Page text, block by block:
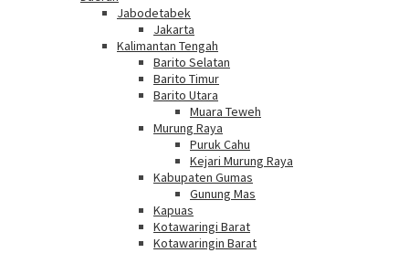
Jabodetabek
Jakarta
Kalimantan Tengah
Barito Selatan
Barito Timur
Barito Utara
Muara Teweh
Murung Raya
Puruk Cahu
Kejari Murung Raya
Kabupaten Gumas
Gunung Mas
Kapuas
Kotawaringi Barat
Kotawaringin Barat